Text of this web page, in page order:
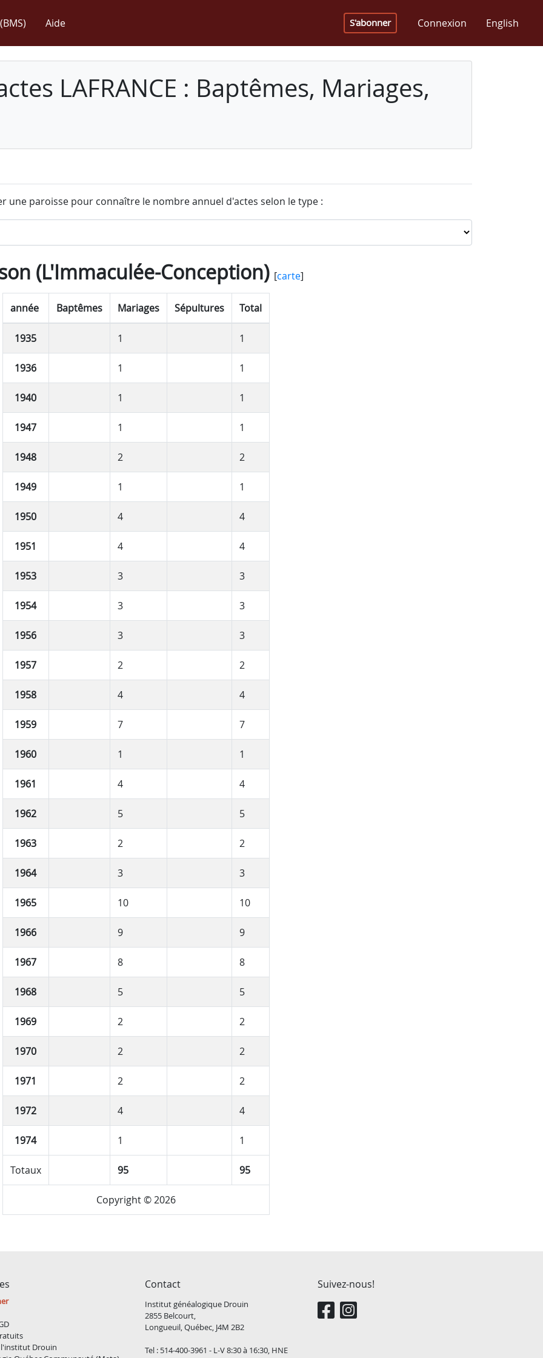
Aide S'abonner Connexion English
LAFRANCE : Baptêmes, Mariages,
une paroisse pour connaître le nombre annuel d'actes selon le type :
(L'Immaculée-Conception)[carte]
année Baptêmes Mariages Sépultures Total
1935 1 1
1936 1 1
1940 1 1
1947 1 1
1948 2 2
1949 1 1
1950 4 4
1951 4 4
1953 3 3
1954 3 3
1956 3 3
1957 2 2
1958 4 4
1959 7 7
1960 1 1
1961 4 4
1962 5 5
1963 2 2
1964 3 3
1965 10 10
1966 9 9
1967 8 8
1968 5 5
1969 2 2
1970 2 2
1971 2 2
1972 4 4
1974 1 1
Totaux 95 95
Copyright © 2026
l'institut Drouin
Contact
Institut généalogique Drouin
2855 Belcourt,
Longueuil, Québec, J4M 2B2
Tel : 514-400-3961 - L-V 8:30 à 16:30, HNE
Suivez-nous!